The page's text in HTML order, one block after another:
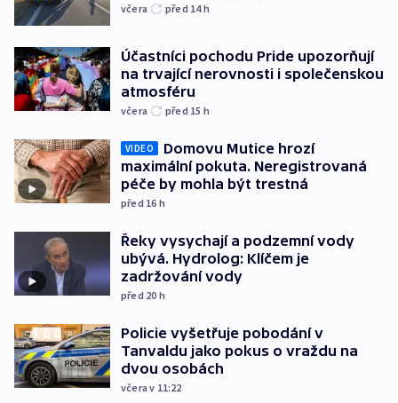
včera před 14h
Účastníci pochodu Pride upozorňují
na trvající nerovnosti i společenskou
atmosféru
včera před 15 h
VIDEO
Domovu Mutice hrozí
maximální pokuta. Neregistrovaná
péče by mohla být trestná
před 16 h
Řeky vysychají a podzemní vody
ubývá. Hydrolog: Klíčem je
zadržování vody
před 20 h
Policie vyšetřuje pobodání v
Tanvaldu jako pokus o vraždu na
dvou osobách
včera v 11:22